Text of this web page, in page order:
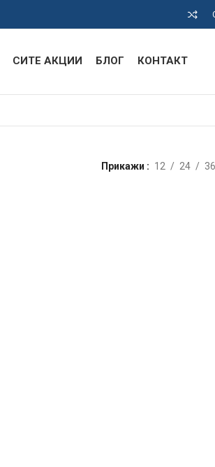
СИТЕ АКЦИИ БЛОГ КОНТАКТ
Прикажи 12 24 36